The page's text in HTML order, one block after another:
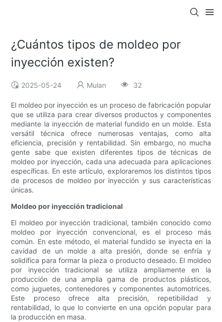
¿Cuántos tipos de moldeo por
inyección existen?
2025-05-24 Mulan 32
El moldeo por inyección es un proceso de fabricación popular
que se utiliza para crear diversos productos y componentes
mediante la inyección de material fundido en un molde. Esta
versátil técnica ofrece numerosas ventajas, como alta
eficiencia, precisión y rentabilidad. Sin embargo, no mucha
gente sabe que existen diferentes tipos de técnicas de
moldeo por inyección, cada una adecuada para aplicaciones
específicas. En este artículo, exploraremos los distintos tipos
de procesos de moldeo por inyección y sus características
únicas.
Moldeo por inyección tradicional
El moldeo por inyección tradicional, también conocido como
moldeo por inyección convencional, es el proceso más
común. En este método, el material fundido se inyecta en la
cavidad de un molde a alta presión, donde se enfría y
solidifica para formar la pieza o producto deseado. El moldeo
por inyección tradicional se utiliza ampliamente en la
producción de una amplia gama de productos plásticos,
como juguetes, contenedores y componentes automotrices.
Este proceso ofrece alta precisión, repetibilidad y
rentabilidad, lo que lo convierte en una opción popular para
la producción en masa.